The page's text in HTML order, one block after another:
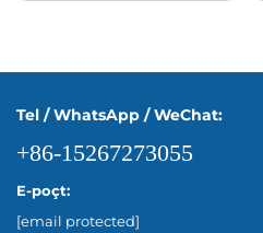
Tel / WhatsApp / WeChat:
+86-15267273055
E-poçt:
[email protected]